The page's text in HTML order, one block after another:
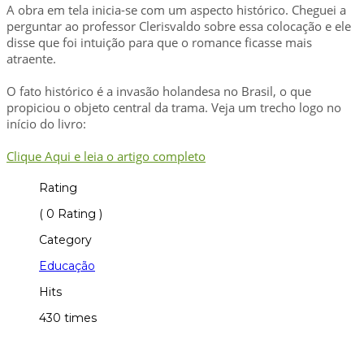
A obra em tela inicia-se com um aspecto histórico. Cheguei a
perguntar ao professor Clerisvaldo sobre essa colocação e ele
disse que foi intuição para que o romance ficasse mais
atraente.
O fato histórico é a invasão holandesa no Brasil, o que
propiciou o objeto central da trama. Veja um trecho logo no
início do livro:
Clique Aqui e leia o artigo completo
Rating
( 0 Rating )
Category
Educação
Hits
430 times